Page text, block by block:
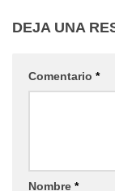
DEJA UNA
Comentario *
Nombre *